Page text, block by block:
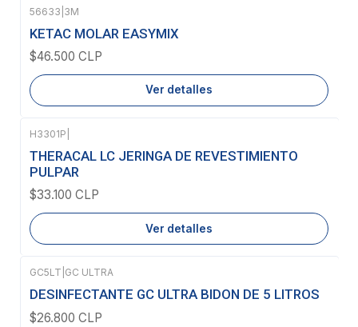
Agotado
56633 3M
KETAC MOLAR EASYMIX
$46.500 CLP
Ver detalles
Agotado
H3301P
THERACAL LC JERINGA DE REVESTIMIENTO
PULPAR
$33.100 CLP
Ver detalles
Agotado
GC5LT GC ULTRA
DESINFECTANTE GC ULTRA BIDON DE 5 LITROS
$26.800 CLP